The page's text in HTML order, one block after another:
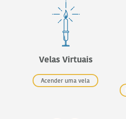
Velas Virtuais
Acender uma vela